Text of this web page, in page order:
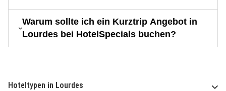
Warum sollte ich ein Kurztrip Angebot in
Lourdes bei HotelSpecials buchen?
Hoteltypen in Lourdes